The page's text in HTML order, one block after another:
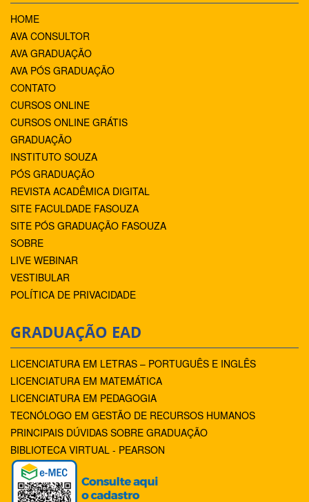
HOME
AVA CONSULTOR
AVA GRADUAÇÃO
AVA PÓS GRADUAÇÃO
CONTATO
CURSOS ONLINE
CURSOS ONLINE GRÁTIS
GRADUAÇÃO
INSTITUTO SOUZA
PÓS GRADUAÇÃO
REVISTA ACADÊMICA DIGITAL
SITE FACULDADE FASOUZA
SITE PÓS GRADUAÇÃO FASOUZA
SOBRE
LIVE WEBINAR
VESTIBULAR
POLÍTICA DE PRIVACIDADE
GRADUAÇÃO EAD
LICENCIATURA EM LETRAS – PORTUGUÊS E INGLÊS
LICENCIATURA EM MATEMÁTICA
LICENCIATURA EM PEDAGOGIA
TECNÓLOGO EM GESTÃO DE RECURSOS HUMANOS
PRINCIPAIS DÚVIDAS SOBRE GRADUAÇÃO
BIBLIOTECA VIRTUAL - PEARSON